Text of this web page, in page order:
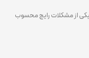
از مشکلات رایج محسوب